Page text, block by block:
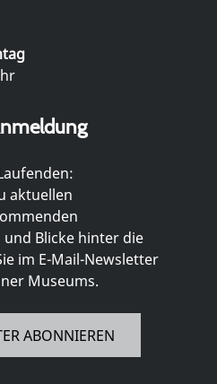
aktuellen
Blicke hinter die
im E-Mail-Newsletter
Museums.
ABONNIEREN